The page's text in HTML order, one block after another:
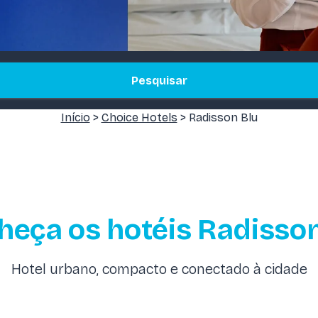
Pesquisar
Início > Choice Hotels > Radisson Blu
os hotéis
Hotel urbano, compacto e conectado à cidade